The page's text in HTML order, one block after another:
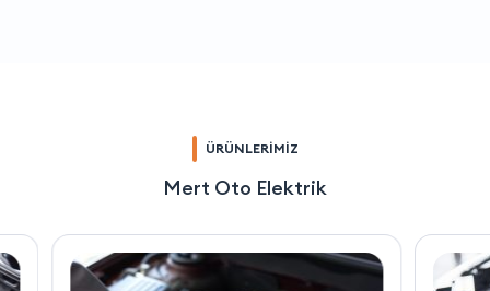
ÜRÜNLERİMİZ
Mert Oto Elektrik